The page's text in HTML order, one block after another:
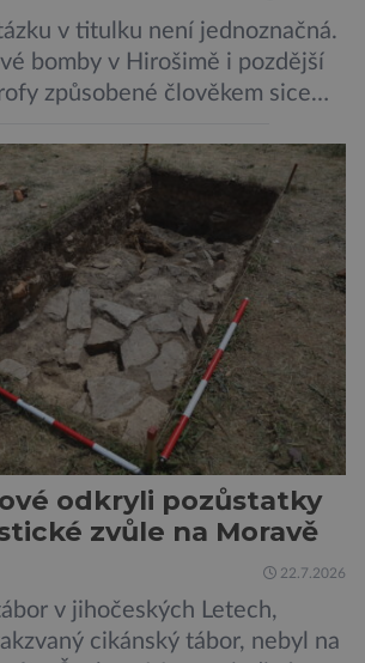
v titulku není jednoznačná.
bomby v Hirošimě i pozdější
způsobené člověkem sice
záření poškozuje DNA.
zcela jasné, nakolik se mutace
přenášejí na potomstvo. Před
před 35. výročím výbuchu
elektrárny, […]
odkryli pozůstatky
zvůle na Moravě
22.7.2026
v jihočeských Letech,
cikánský tábor, nebyl na